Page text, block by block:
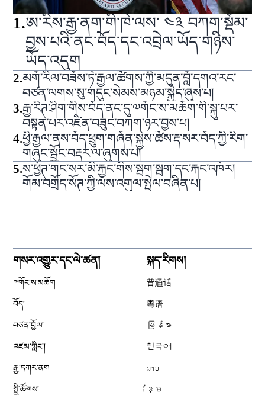
1.ཨ་རིས་རྒྱ་ནག་གི་ཁེ་ལས་ ༤༣ བཀག་སྡོམ་
བྱས་པའི་ནང་བོད་དང་འབྲེལ་ཡོད་གཉིས་
ཡོད་འདུག
2.མགོ་རིལ་བཟོས་ཏེ་རྒྱལ་ཚོགས་ཀྱི་མདུན་བློ་དགའ་རང་
བཙན་ལགས་སུ་གདུང་སེམས་མཉམ་སྐྱེད་ཞུས་པ།
3.རྒྱ་རིཊ་ཤིག་གིས་བོད་ནང་དུ་༧གོང་ས་མཆོག་གི་སྐུ་པར་
བསྟན་པར་འཛིན་བཟུང་བཀག་ཉར་བྱས་པ།
4.ཕྱི་རྒྱལ་ནས་བོད་ཕྲུག་གཞོན་སྐྱེས་ཚོས་རྡ་སར་བོད་ཀྱི་རིག་
གཞུང་སྦྱོང་བརྡར་ལ་ཞུགས་པ།
5.ས་ཕྱོཊ་གང་སར་མི་རྐྱང་གིས་སྦག་སྦག་དང་རྐང་འཁོར།
གོམ་བགྲོད་སོཊ་ཀྱི་ལས་འགུལ་སྤེལ་བཞིན་པ།
གསར་འགྱུར་དང་ལེ་ཚན།
༸གོང་ས་མཆོག
བོད།
བཙན་བྱོལ།
འཛམ་གླིང༌།
རྒྱ་དཀར་ནག
སྤྱི་ཚོགས།
སྐད་རིགས།
普通话
粤语
မြန်မာ
한국어
ລາວ
ខ្មែ